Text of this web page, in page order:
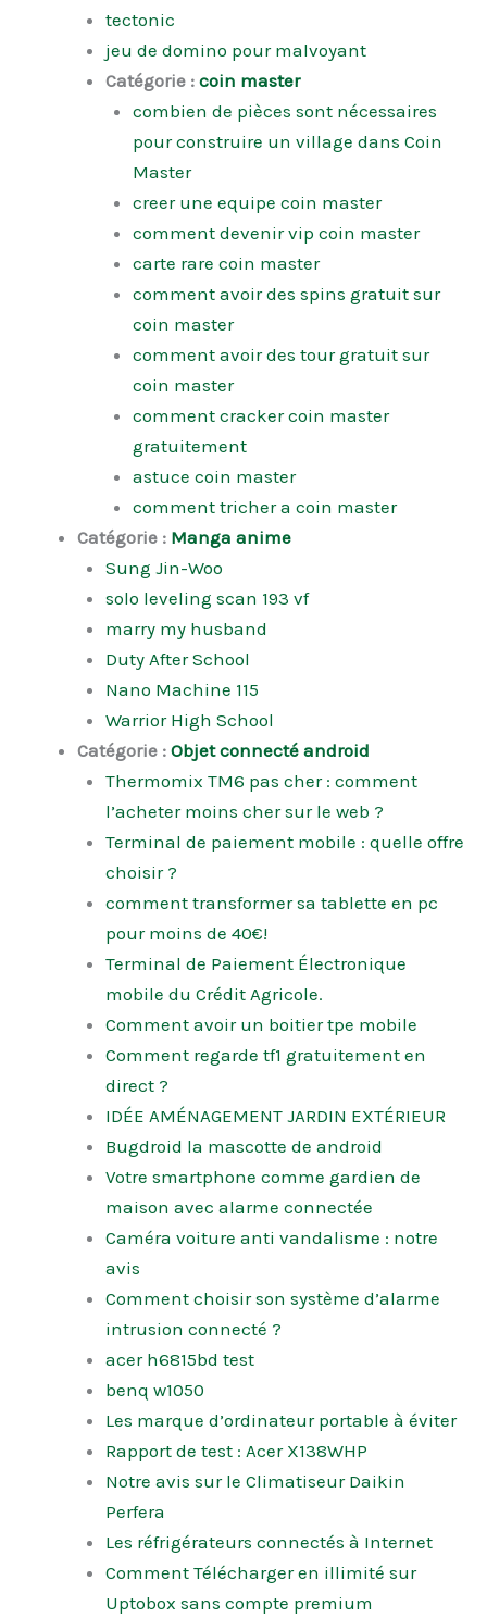
tectonic
jeu de domino pour malvoyant
Catégorie : coin master
combien de pièces sont nécessaires
pour construire un village dans Coin
Master
creer une equipe coin master
comment devenir vip coin master
carte rare coin master
comment avoir des spins gratuit sur
coin master
comment avoir des tour gratuit sur
coin master
comment cracker coin master
gratuitement
astuce coin master
comment tricher a coin master
Catégorie : Manga anime
Sung Jin-Woo
solo leveling scan 193 vf
marry my husband
Duty After School
Nano Machine 115
Warrior High School
Catégorie : Objet connecté android
Thermomix TM6 pas cher : comment
l’acheter moins cher sur le web ?
Terminal de paiement mobile : quelle offre
choisir ?
comment transformer sa tablette en pc
pour moins de 40€!
Terminal de Paiement Électronique
mobile du Crédit Agricole.
Comment avoir un boitier tpe mobile
Comment regarde tf1 gratuitement en
direct ?
IDÉE AMÉNAGEMENT JARDIN EXTÉRIEUR
Bugdroid la mascotte de android
Votre smartphone comme gardien de
maison avec alarme connectée
Caméra voiture anti vandalisme : notre
avis
Comment choisir son système d’alarme
intrusion connecté ?
acer h6815bd test
benq w1050
Les marque d’ordinateur portable à éviter
Rapport de test : Acer X138WHP
Notre avis sur le Climatiseur Daikin
Perfera
Les réfrigérateurs connectés à Internet
Comment Télécharger en illimité sur
Uptobox sans compte premium